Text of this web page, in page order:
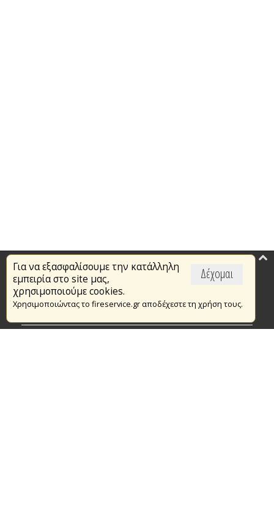
Δέχομαι
Για να εξασφαλίσουμε την κατάλληλη
εμπειρία στο site μας,
χρησιμοποιούμε cookies.
Χρησιμοποιώντας το fireservice.gr αποδέχεστε τη χρήση τους.
Επικαιρότητα
Το Πυροσβεστικό Σώμα